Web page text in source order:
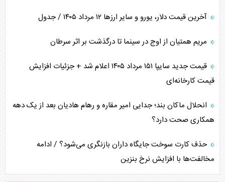
آخرین قیمت دلار، یورو و سایر ارز‌ها ۱۲ مرداد ۱۴۰۵ / جدول
مریم همتیان از اوج در سینما تا درگذشت بر اثر سرطان
قیمت جدید سایپا ۱۵۱ مرداد ۱۴۰۵ اعلام شد + جزئیات افزایش
قیمت کارخانه‌ای
انحلال ماکان بند؛ جدایی امیر مقاره و رهام هادیان بعد از یک دهه
همکاری صحت دارد؟
حذف کارت سوخت جایگاه داران بازنگری می‌شود؟ / ادامه
مخالفت‌ها با افزایش نرخ بنزین